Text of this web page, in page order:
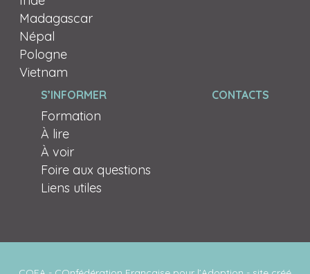
Madagascar
Népal
Pologne
Vietnam
S’INFORMER
Formation
À lire
À voir
Foire aux questions
Liens utiles
CONTACTS